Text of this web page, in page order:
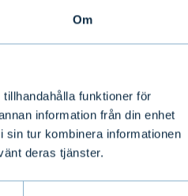
Om
funktioner för
information från din enhet
tur kombinera informationen
deras tjänster.
28.3.2025
28.3.2025
28.3.2025